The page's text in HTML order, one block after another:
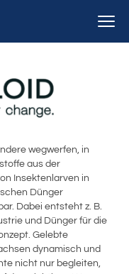
wegwerfen, in
aus der
Insektenlarven in
Dünger
Dabei entsteht z. B.
und Dünger für die
Gelebte
dynamisch und
nicht nur begleiten,